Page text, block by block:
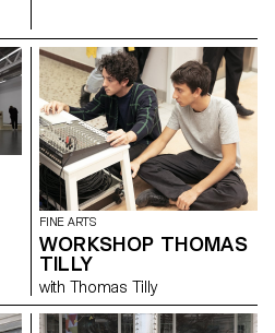
FINE ARTS
WORKSHOP THOMAS
TILLY
with Thomas Tilly